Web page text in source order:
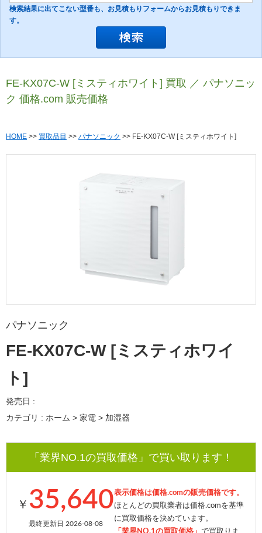
検索結果に出てこない型番も、お見積もりフォームからお見積もりできま
す。
FE-KX07C-W [ミスティホワイト] 買取 ／ パナソニッ
ク 価格.com 販売価格
HOME >> 買取品目 >> パナソニック >> FE-KX07C-W [ミスティホワイト]
パナソニック
FE-KX07C-W [ミスティホワイ
ト]
発売日 :
カテゴリ : ホーム > 家電 > 加湿器
「業界NO.1の買取価格」で買い取ります！
￥ 35,640
最終更新日 2026-08-08
表示価格は価格.comの販売価格です。
ほとんどの買取業者は価格.comを基準
に買取価格を決めています。